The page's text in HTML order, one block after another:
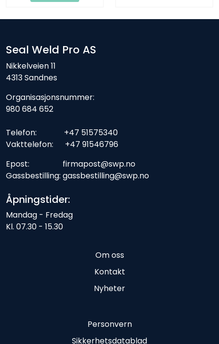
Seal Weld Pro AS
Nikkelveien 11
4313 Sandnes
Organisasjonsnummer:
980 684 652
Telefon: +47 51575340
Vakttelefon: +47 91546796
Epost: firmapost@swp.no
Gassbestilling: gassbestilling@swp.no
Åpningstider:
Mandag - Fredag
Kl. 07.30 - 15.30
Om oss
Kontakt
Nyheter
Personvern
Sikkerhetsdatablad